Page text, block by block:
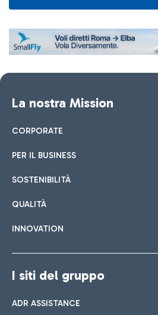
La nostra Mission
CORPORATE
PER IL BUSINESS
SOSTENIBILITÀ
QUALITÀ
INNOVATION
I siti del gruppo
ADR ASSISTANCE